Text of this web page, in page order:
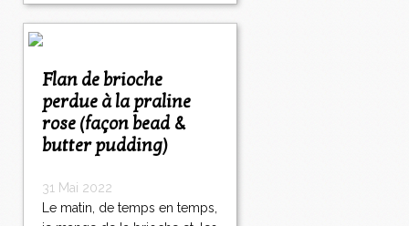
Flan de brioche
perdue à la praline
rose (façon bead &
butter pudding)
31 Mai 2022
Le matin, de temps en temps,